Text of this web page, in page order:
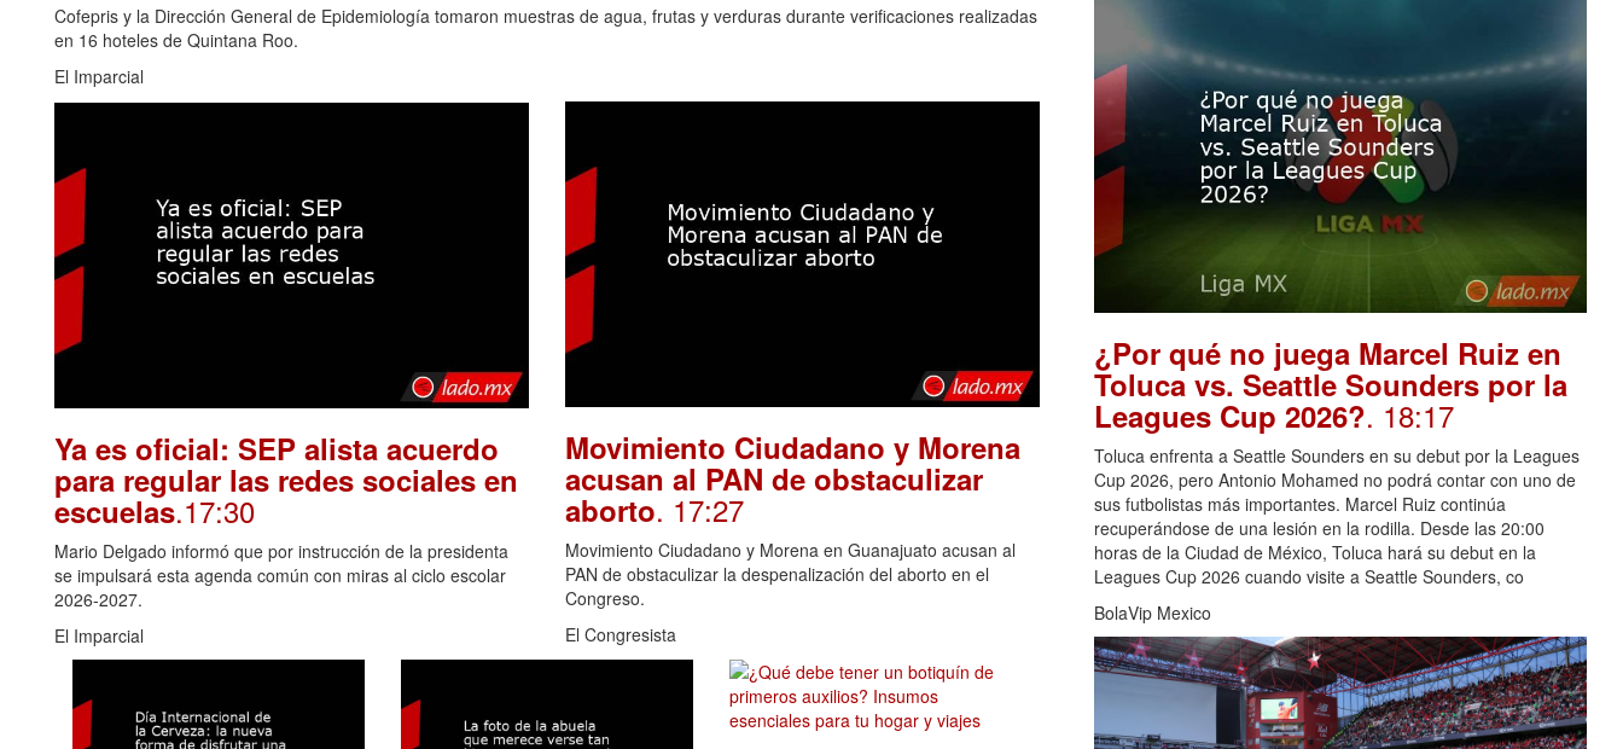
Cofepris y la Dirección General de Epidemiología tomaron muestras de agua, frutas y verduras durante verificaciones realizadas
en 16 hoteles de Quintana Roo.
El Imparcial
Ya es oficial: SEP alista acuerdo
para regular las redes sociales en
escuelas.17:30
Mario Delgado informó que por instrucción de la presidenta
se impulsará esta agenda común con miras al ciclo escolar
2026-2027.
El Imparcial
Movimiento Ciudadano y Morena
acusan al PAN de obstaculizar
aborto. 17:27
Movimiento Ciudadano y Morena en Guanajuato acusan al
PAN de obstaculizar la despenalización del aborto en el
Congreso.
El Congresista
¿Por qué no juega Marcel Ruiz en
Toluca vs. Seattle Sounders por la
Leagues Cup 2026?. 18:17
Toluca enfrenta a Seattle Sounders en su debut por la Leagues
Cup 2026, pero Antonio Mohamed no podrá contar con uno de
sus futbolistas más importantes. Marcel Ruiz continúa
recuperándose de una lesión en la rodilla. Desde las 20:00
horas de la Ciudad de México, Toluca hará su debut en la
Leagues Cup 2026 cuando visite a Seattle Sounders, co
BolaVip Mexico